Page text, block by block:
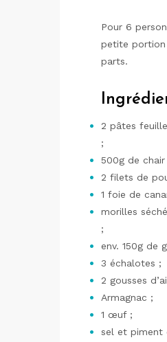
Pour 6
petite portion
parts.
2 pâtes
;
500g de
2 filets de
1 foie de
morilles
;
env. 150g de
3 échalotes ;
2 gousses
Armagnac ;
1 œuf ;
sel et piment